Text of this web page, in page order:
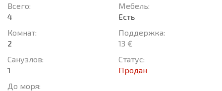
Всего:
4
Комнат:
2
Санузлов:
1
До моря:
Мебель:
Есть
Поддержка:
13 €
Статус:
Продан